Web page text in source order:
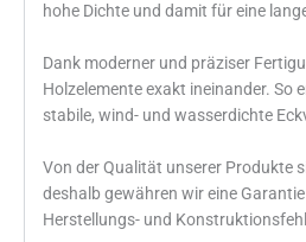
hohe Dichte und damit für eine
Dank moderner und präziser
Holzelemente exakt ineinander. So
stabile, wind- und wasserdichte
Von der Qualität unserer Produkte
deshalb gewähren wir eine
Herstellungs- und